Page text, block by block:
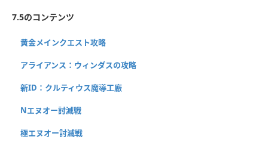
7.5のコンテンツ
黄金メインクエスト攻略
アライアンス：ウィンダスの攻略
新ID：クルティウス魔導工廠
Nエヌオー討滅戦
極エヌオー討滅戦